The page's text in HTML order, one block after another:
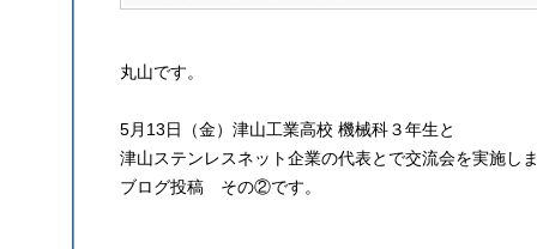
丸山です。
5月13日（金）津山工業高校 機械科３年生と
津山ステンレスネット企業の代表とで交流会を実施し
ブログ投稿 その②です。